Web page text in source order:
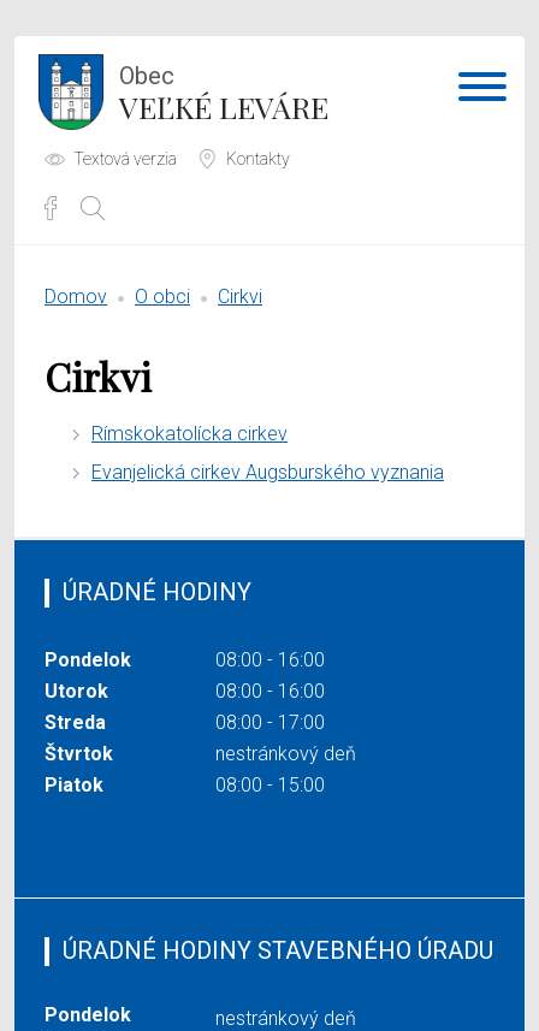
Obec
VEĽKÉ LEVÁRE
Textová verzia Kontakty
Obecný úrad
O obci
Domov O obci Cirkvi
Cirkvi
Rímskokatolícka cirkev
Evanjelická cirkev Augsburského vyznania
ÚRADNÉ HODINY
Pondelok
08:00 - 16:00
Utorok
08:00 - 16:00
Streda
08:00 - 17:00
Štvrtok
nestránkový deň
Piatok
08:00 - 15:00
ÚRADNÉ HODINY STAVEBNÉHO ÚRADU
Pondelok
nestránkový deň